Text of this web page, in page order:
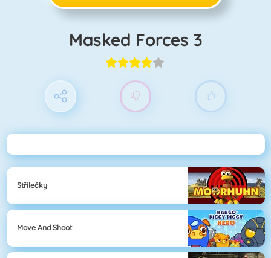
Masked Forces 3
Střílečky
Move And Shoot